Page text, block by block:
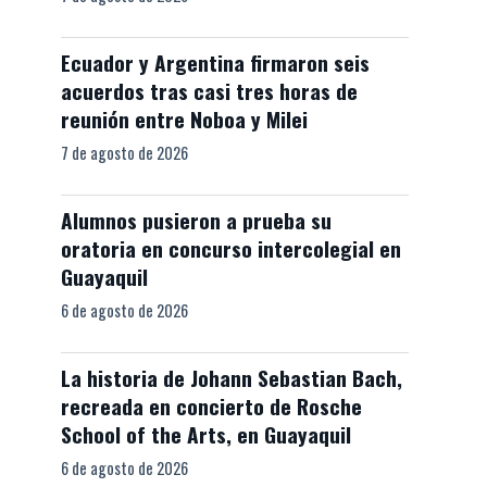
Ecuador y Argentina firmaron seis
acuerdos tras casi tres horas de
reunión entre Noboa y Milei
7 de agosto de 2026
Alumnos pusieron a prueba su
oratoria en concurso intercolegial en
Guayaquil
6 de agosto de 2026
La historia de Johann Sebastian Bach,
recreada en concierto de Rosche
School of the Arts, en Guayaquil
6 de agosto de 2026